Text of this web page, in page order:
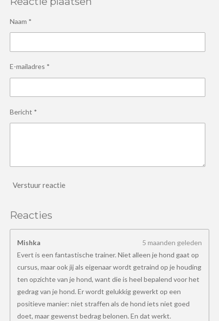
Naam *
E-mailadres *
Bericht *
Verstuur reactie
Reacties
Mishka
5 maanden geleden
Evert is een fantastische trainer. Niet alleen je hond gaat op
cursus, maar ook jij als eigenaar wordt getraind op je houding
ten opzichte van je hond, want die is heel bepalend voor het
gedrag van je hond. Er wordt gelukkig gewerkt op een
positieve manier: niet straffen als de hond iets niet goed
doet, maar gewenst bedrag belonen. En dat werkt.